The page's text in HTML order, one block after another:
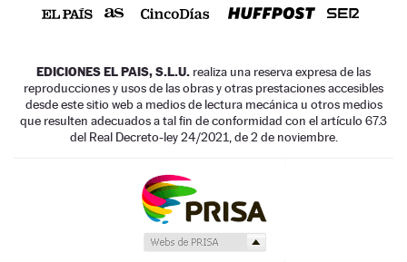
EDICIONES EL PAIS, S.L.U. realiza una reserva expresa de las
reproducciones y usos de las obras y otras prestaciones accesibles
desde este sitio web a medios de lectura mecánica u otros medios
que resulten adecuados a tal fin de conformidad con el artículo 67.3
del Real Decreto-ley 24/2021, de 2 de noviembre.